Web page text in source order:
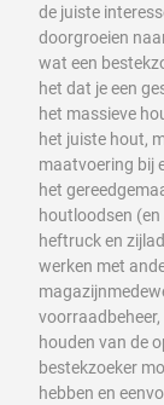
de juiste
doorgroeien
wat een
het dat je een
het massieve
het juiste hout,
maatvoering bij
het
houtloodsen (en
heftruck en
werken met
houden van de
bestekzoeker
hebben en